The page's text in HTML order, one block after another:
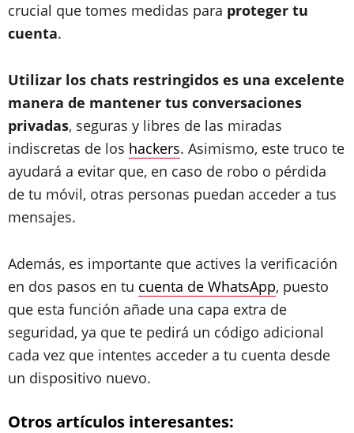
crucial que tomes medidas para proteger tu
cuenta.
Utilizar los chats restringidos es una excelente
manera de mantener tus conversaciones
privadas, seguras y libres de las miradas
indiscretas de los hackers. Asimismo, este truco te
ayudará a evitar que, en caso de robo o pérdida
de tu móvil, otras personas puedan acceder a tus
mensajes.
Además, es importante que actives la verificación
en dos pasos en tu cuenta de WhatsApp, puesto
que esta función añade una capa extra de
seguridad, ya que te pedirá un código adicional
cada vez que intentes acceder a tu cuenta desde
un dispositivo nuevo.
Otros artículos interesantes: